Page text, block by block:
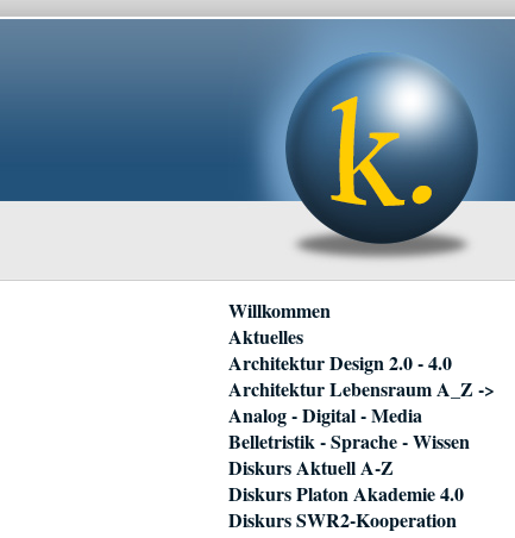
Navigation
überspringen
Willkommen
Aktuelles
Architektur Design 2.0 - 4.0
Architektur Lebensraum A_Z ->
Analog - Digital - Media
Belletristik - Sprache - Wissen
Diskurs Aktuell A-Z
Diskurs Platon Akademie 4.0
Diskurs SWR2-Kooperation